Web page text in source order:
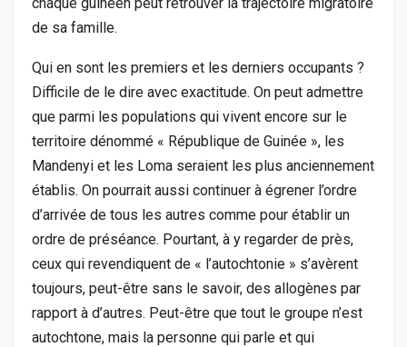
de sa famille.
Qui en sont les premiers et les derniers occupants ?
Difficile de le dire avec exactitude. On peut admettre
que parmi les populations qui vivent encore sur le
territoire dénommé « République de Guinée », les
Mandenyi et les Loma seraient les plus anciennement
établis. On pourrait aussi continuer à égrener l’ordre
d’arrivée de tous les autres comme pour établir un
ordre de préséance. Pourtant, à y regarder de près,
ceux qui revendiquent de « l’autochtonie » s’avèrent
toujours, peut-être sans le savoir, des allogènes par
rapport à d’autres. Peut-être que tout le groupe n’est
autochtone, mais la personne qui parle et qui